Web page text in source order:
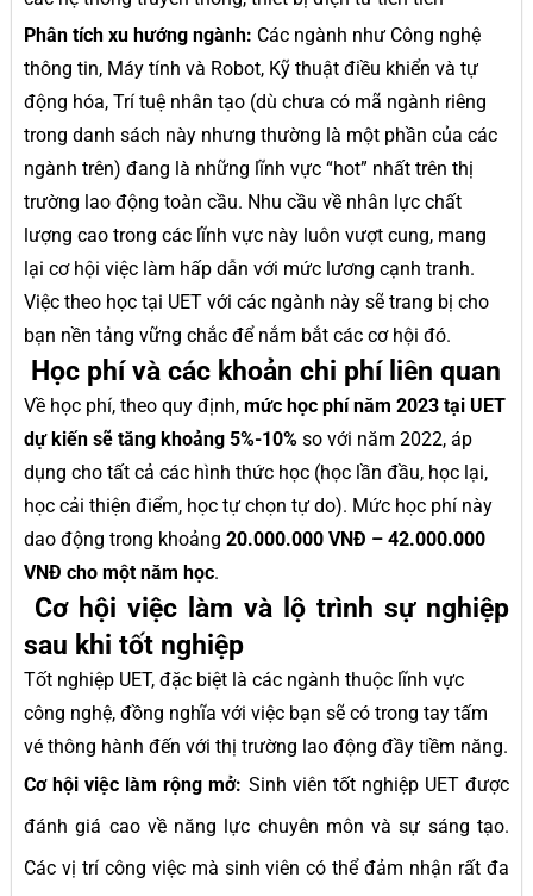
Phân tích xu hướng ngành: Các ngành như Công nghệ
thông tin, Máy tính và Robot, Kỹ thuật điều khiển và tự
động hóa, Trí tuệ nhân tạo (dù chưa có mã ngành riêng
trong danh sách này nhưng thường là một phần của các
ngành trên) đang là những lĩnh vực “hot” nhất trên thị
trường lao động toàn cầu. Nhu cầu về nhân lực chất
lượng cao trong các lĩnh vực này luôn vượt cung, mang
lại cơ hội việc làm hấp dẫn với mức lương cạnh tranh.
Việc theo học tại UET với các ngành này sẽ trang bị cho
bạn nền tảng vững chắc để nắm bắt các cơ hội đó.
Học phí và các khoản chi phí liên quan
Về học phí, theo quy định, mức học phí năm 2023 tại UET
dự kiến sẽ tăng khoảng 5%-10% so với năm 2022, áp
dụng cho tất cả các hình thức học (học lần đầu, học lại,
học cải thiện điểm, học tự chọn tự do). Mức học phí này
dao động trong khoảng 20.000.000 VNĐ – 42.000.000
VNĐ cho một năm học.
Cơ hội việc làm và lộ trình sự nghiệp
sau khi tốt nghiệp
Tốt nghiệp UET, đặc biệt là các ngành thuộc lĩnh vực
công nghệ, đồng nghĩa với việc bạn sẽ có trong tay tấm
vé thông hành đến với thị trường lao động đầy tiềm năng.
Cơ hội việc làm rộng mở: Sinh viên tốt nghiệp UET được
đánh giá cao về năng lực chuyên môn và sự sáng tạo.
Các vị trí công việc mà sinh viên có thể đảm nhận rất đa